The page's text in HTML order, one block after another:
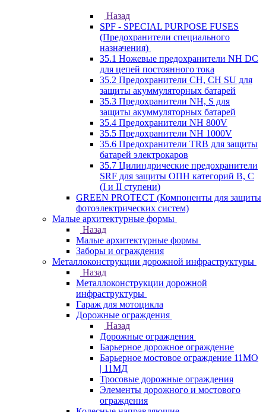
Назад
SPF - SPECIAL PURPOSE FUSES
(Предохранители специального
назначения)
35.1 Ножевые предохранители NH DC
для цепей постоянного тока
35.2 Предохранители CH, CH SU для
защиты акуммуляторных батарей
35.3 Предохранители NH, S для
защиты акуммуляторных батарей
35.4 Предохранители NH 800V
35.5 Предохранители NH 1000V
35.6 Предохранители TRB для защиты
батарей электрокаров
35.7 Цилиндрические предохранители
SRF для защиты ОПН категорий B, C
(I и II ступени)
GREEN PROTECT (Компоненты для защиты
фотоэлектрических систем)
Малые архитектурные формы
Назад
Малые архитектурные формы
Заборы и ограждения
Металлоконструкции дорожной инфраструктуры
Назад
Металлоконструкции дорожной
инфраструктуры
Гараж для мотоцикла
Дорожные ограждения
Назад
Дорожные ограждения
Барьерное дорожное ограждение
Барьерное мостовое ограждение 11МО
| 11МД
Тросовые дорожные ограждения
Элементы дорожного и мостового
ограждения